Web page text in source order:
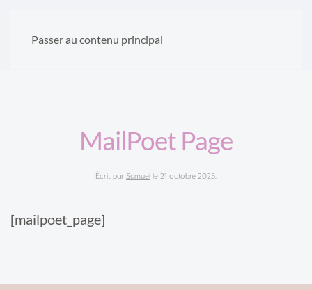
Passer au contenu principal
MailPoet Page
Écrit par Samuel le 21 octobre 2025.
[mailpoet_page]